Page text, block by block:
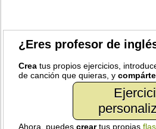
¿Eres profesor de
Crea tus propios ejercicios,
de canción que quieras, y
Ahora, puedescreartus propias